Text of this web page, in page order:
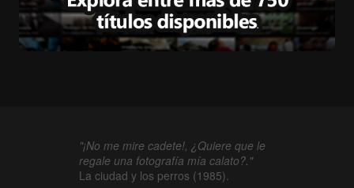
"¡No me mire cadete!, ¿Quiere que le
regale una fotografía mía calato?."
La ciudad y los perros (1985).